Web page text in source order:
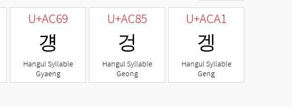
U+AC69
걩
Hangul Syllable
Gyaeng
U+AC85
겅
Hangul Syllable
Geong
U+ACA1
겡
Hangul Syllable
Geng